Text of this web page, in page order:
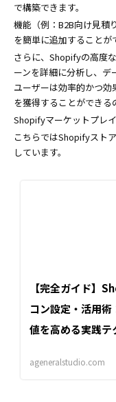
で構築できます。
機能（例：B2B向け見積
を簡単に追加することが
さらに、Shopifyの高度
ーンを詳細に分析し、
ユーザーは効率的かつ
を獲得することができる
Shopifyマーケットプレ
こちらではShopifyスト
しています。
【完全ガイド】
コン設定・活用
値を高める実践テ
ageneralstudio.com